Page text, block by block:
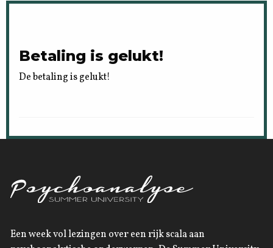
Betaling is gelukt!
De betaling is gelukt!
Een week vol lezingen over een rijk scala aan